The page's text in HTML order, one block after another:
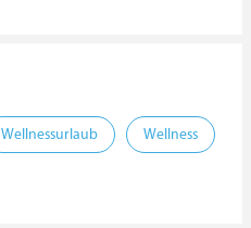
Wellnessurlaub Wellness